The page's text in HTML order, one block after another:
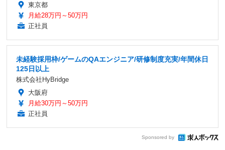
東京都
月給28万円～50万円
正社員
未経験採用枠/ゲームのQAエンジニア/研修制度充実/年間休日
125日以上
株式会社HyBridge
大阪府
月給30万円～50万円
正社員
Sponsored by